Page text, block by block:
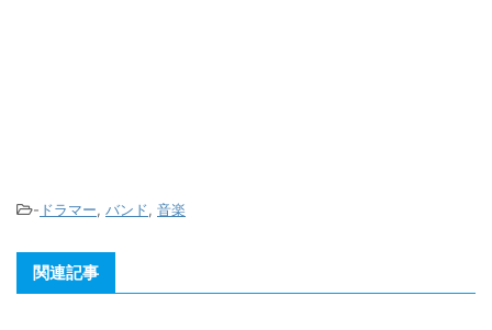
- ドラマー, バンド, 音楽
関連記事